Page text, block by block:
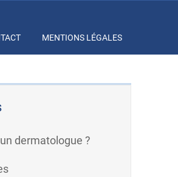
MENTIONS LÉGALES
dermatologue ?